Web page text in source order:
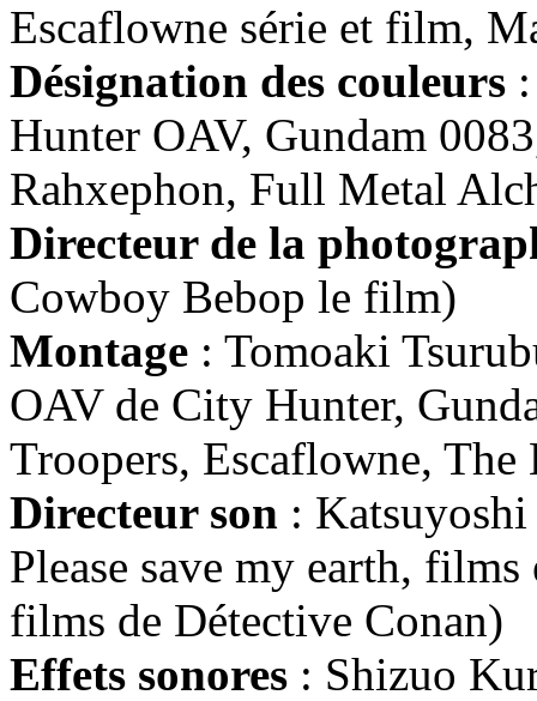
Escaflowne série et film,
Désignation des couleurs
Hunter OAV, Gundam
Rahxephon, Full Metal
Directeur de la
Cowboy Bebop le film)
Montage : Tomoaki
OAV de City Hunter,
Troopers, Escaflowne,
Directeur son :
Please save my earth,
films de Détective Conan)
Effets sonores : Shizuo